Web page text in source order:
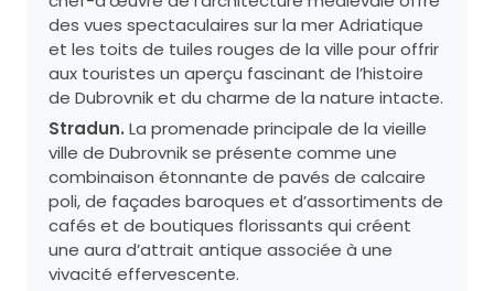
des vues spectaculaires sur la mer Adriatique
et les toits de tuiles rouges de la ville pour offrir
aux touristes un aperçu fascinant de l’histoire
de Dubrovnik et du charme de la nature intacte.
Stradun. La promenade principale de la vieille
ville de Dubrovnik se présente comme une
combinaison étonnante de pavés de calcaire
poli, de façades baroques et d’assortiments de
cafés et de boutiques florissants qui créent
une aura d’attrait antique associée à une
vivacité effervescente.